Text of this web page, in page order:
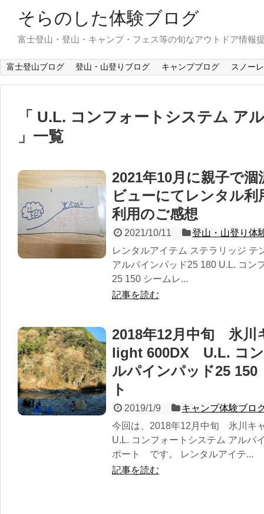
そらのした体験ブログ
富士登山・登山・キャンプ・フェス等の旬なアウトドア情報
富士登山ブログ 登山・山登りブログ キャンプブログ スノー
U.L. コンフォートシステム ア
一覧
2021年10月に親子で
ビューにてレンタル
利用のご感想
2021/10/11
登山・山登り体
レンタルアイテム ステラリッジ テ
アルパインパッド25 180 U.L. コン
25 150 シームレ...
記事を読む
2018年12月中旬 氷
light 600DX U.L. コ
ルパインパッド25
ト
2019/1/9
キャンプ体験ブロ
今回は、2018年12月中旬 氷川
U.L. コンフォートシステム アル
ポート です。 レンタルアイテ...
記事を読む